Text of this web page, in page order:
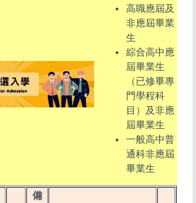
高職應屆及
非應屆畢業
生
綜合高中應
屆畢業生
（已修畢專
門學程科
目）及非應
屆畢業生
一般高中普
通科非應屆
畢業生
備